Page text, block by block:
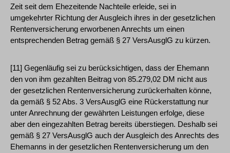
Zeit seit dem Ehezeitende Nachteile erleide, sei in
umgekehrter Richtung der Ausgleich ihres in der gesetzlichen
Rentenversicherung erworbenen Anrechts um einen
entsprechenden Betrag gemäß § 27 VersAusglG zu kürzen.
[11] Gegenläufig sei zu berücksichtigen, dass der Ehemann
den von ihm gezahlten Beitrag von 85.279,02 DM nicht aus
der gesetzlichen Rentenversicherung zurückerhalten könne,
da gemäß § 52 Abs. 3 VersAusglG eine Rückerstattung nur
unter Anrechnung der gewährten Leistungen erfolge, diese
aber den eingezahlten Betrag bereits überstiegen. Deshalb sei
gemäß § 27 VersAusglG auch der Ausgleich des Anrechts des
Ehemanns in der gesetzlichen Rentenversicherung um den